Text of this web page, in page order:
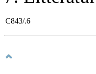
C843/.6